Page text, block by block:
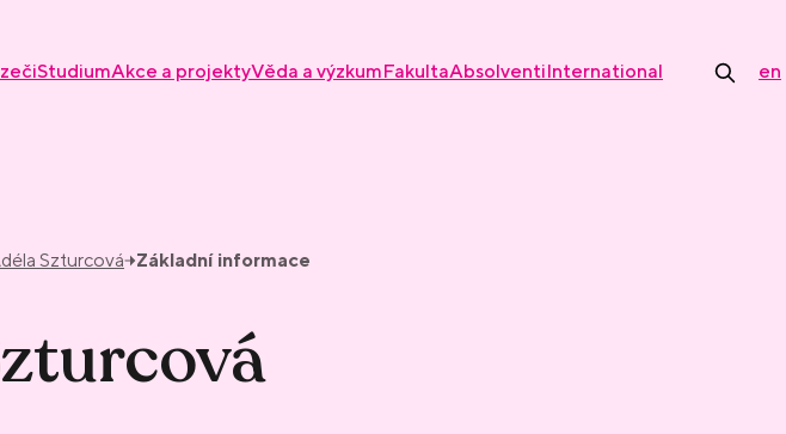
StudiumAkce a projektyVěda a výzkumFakultaAbsolventiInternational en
Szturcová Základní informace